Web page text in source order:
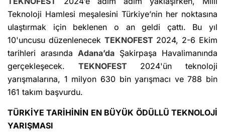
Teknoloji Hamlesi meşalesini Türkiye’nin her noktasına
ulaştırmak için beklenen o an geldi çattı. Bu yıl
10'uncusu düzenlenecek TEKNOFEST 2024, 2-6 Ekim
tarihleri arasında Adana’da Şakirpaşa Havalimanında
gerçekleşecek. TEKNOFEST 2024'ün teknoloji
yarışmalarına, 1 milyon 630 bin yarışmacı ve 788 bin
161 takım başvurdu.
TÜRKİYE TARİHİNİN EN BÜYÜK ÖDÜLLÜ TEKNOLOJİ
YARIŞMASI